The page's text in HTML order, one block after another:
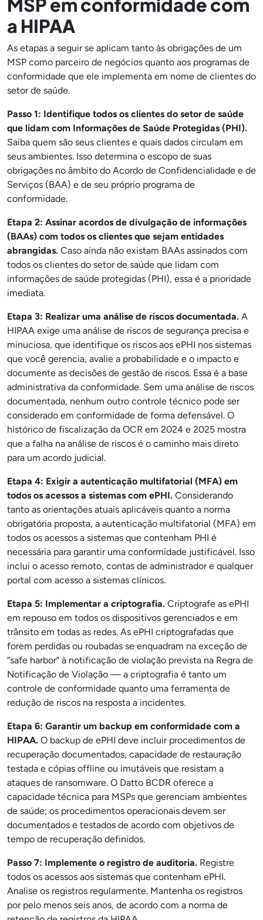
a HIPAA
As etapas a seguir se aplicam tanto às obrigações de um
MSP como parceiro de negócios quanto aos programas de
conformidade que ele implementa em nome de clientes do
setor de saúde.
Passo 1: Identifique todos os clientes do setor de saúde
que lidam com Informações de Saúde Protegidas (PHI).
Saiba quem são seus clientes e quais dados circulam em
seus ambientes. Isso determina o escopo de suas
obrigações no âmbito do Acordo de Confidencialidade e de
Serviços (BAA) e de seu próprio programa de
conformidade.
Etapa 2: Assinar acordos de divulgação de informações
(BAAs) com todos os clientes que sejam entidades
abrangidas. Caso ainda não existam BAAs assinados com
todos os clientes do setor de saúde que lidam com
informações de saúde protegidas (PHI), essa é a prioridade
imediata.
Etapa 3: Realizar uma análise de riscos documentada. A
HIPAA exige uma análise de riscos de segurança precisa e
minuciosa, que identifique os riscos aos ePHI nos sistemas
que você gerencia, avalie a probabilidade e o impacto e
documente as decisões de gestão de riscos. Essa é a base
administrativa da conformidade. Sem uma análise de riscos
documentada, nenhum outro controle técnico pode ser
considerado em conformidade de forma defensável. O
histórico de fiscalização da OCR em 2024 e 2025 mostra
que a falha na análise de riscos é o caminho mais direto
para um acordo judicial.
Etapa 4: Exigir a autenticação multifatorial (MFA) em
todos os acessos a sistemas com ePHI. Considerando
tanto as orientações atuais aplicáveis quanto a norma
obrigatória proposta, a autenticação multifatorial (MFA) em
todos os acessos a sistemas que contenham PHI é
necessária para garantir uma conformidade justificável. Isso
inclui o acesso remoto, contas de administrador e qualquer
portal com acesso a sistemas clínicos.
Etapa 5: Implementar a criptografia. Criptografe as ePHI
em repouso em todos os dispositivos gerenciados e em
trânsito em todas as redes. As ePHI criptografadas que
forem perdidas ou roubadas se enquadram na exceção de
“safe harbor” à notificação de violação prevista na Regra de
Notificação de Violação — a criptografia é tanto um
controle de conformidade quanto uma ferramenta de
redução de riscos na resposta a incidentes.
Etapa 6: Garantir um backup em conformidade com a
HIPAA. O backup de ePHI deve incluir procedimentos de
recuperação documentados, capacidade de restauração
testada e cópias offline ou imutáveis que resistam a
ataques de ransomware. O Datto BCDR oferece a
capacidade técnica para MSPs que gerenciam ambientes
de saúde; os procedimentos operacionais devem ser
documentados e testados de acordo com objetivos de
tempo de recuperação definidos.
Passo 7: Implemente o registro de auditoria. Registre
todos os acessos aos sistemas que contenham ePHI.
Analise os registros regularmente. Mantenha os registros
por pelo menos seis anos, de acordo com a norma de